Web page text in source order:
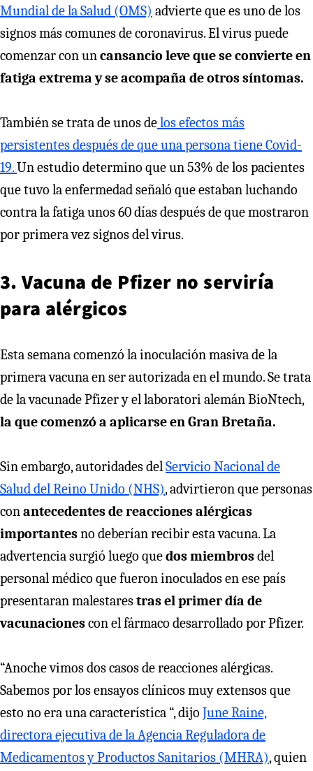
Mundial de la Salud (OMS) advierte que es uno de los
signos más comunes de coronavirus. El virus puede
comenzar con uncansancio leve que se convierte en
fatiga extrema y se acompaña de otros síntomas.
También se trata de unos delos efectos más
persistentes después de que una persona tiene Covid-
19.Un estudio determino que un 53% de los pacientes
que tuvo la enfermedad señaló que estaban luchando
contra la fatiga unos 60 días después de que mostraron
por primera vez signos del virus.
3. Vacuna de Pfizer no serviría
para alérgicos
Esta semana comenzó la inoculación masiva de la
primera vacuna en ser autorizada en el mundo. Se trata
de la vacunade Pfizer y el laboratori alemán BioNtech,
la que comenzó a aplicarse en Gran Bretaña.
Sin embargo, autoridades delServicio Nacional de
Salud del Reino Unido (NHS), advirtieron que personas
conantecedentes de reacciones alérgicas
importantesno deberían recibir esta vacuna. La
advertencia surgió luego quedos miembrosdel
personal médico que fueron inoculados en ese país
presentaran malestarestras el primer día de
vacunacionescon el fármaco desarrollado por Pfizer.
“Anoche vimos dos casos de reacciones alérgicas.
Sabemos por los ensayos clínicos muy extensos que
esto no era una característica “, dijo June Raine,
directora ejecutiva de la Agencia Reguladora de
Medicamentos y Productos Sanitarios (MHRA), quien